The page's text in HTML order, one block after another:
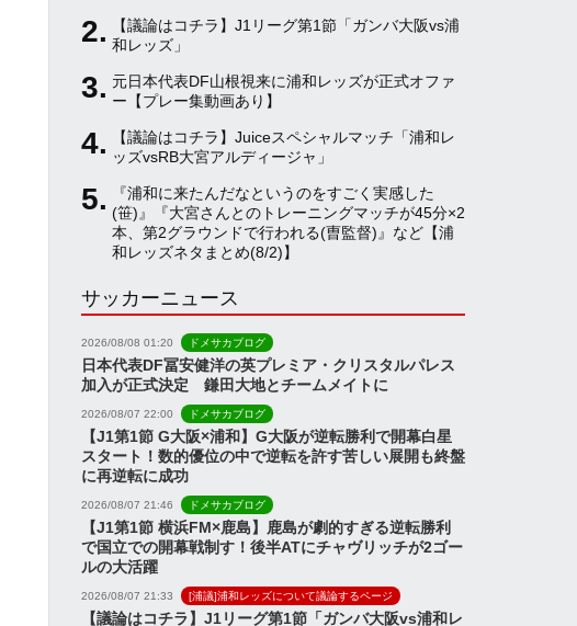
m h
n
l
【議論はコチラ】J1リーグ第1節「ガンバ大阪vs浦
和レッズ」
元日本代表DF山根視来に浦和レッズが正式オファ
ー【プレー集動画あり】
【議論はコチラ】Juiceスペシャルマッチ「浦和レ
ッズvsRB大宮アルディージャ」
『浦和に来たんだなというのをすごく実感した
(笹)』『大宮さんとのトレーニングマッチが45分×2
本、第2グラウンドで行われる(曺監督)』など【浦
和レッズネタまとめ(8/2)】
サッカーニュース
2026/08/08 01:20 ドメサカブログ
日本代表DF冨安健洋の英プレミア・クリスタルパレス
加入が正式決定 鎌田大地とチームメイトに
2026/08/07 22:00 ドメサカブログ
【J1第1節 G大阪×浦和】G大阪が逆転勝利で開幕白星
スタート！数的優位の中で逆転を許す苦しい展開も終盤
に再逆転に成功
2026/08/07 21:46 ドメサカブログ
【J1第1節 横浜FM×鹿島】鹿島が劇的すぎる逆転勝利
で国立での開幕戦制す！後半ATにチャヴリッチが2ゴー
ルの大活躍
2026/08/07 21:33 [浦議]浦和レッズについて議論するページ
【議論はコチラ】J1リーグ第1節「ガンバ大阪vs浦和レ